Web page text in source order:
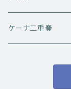
ケーナ二重奏